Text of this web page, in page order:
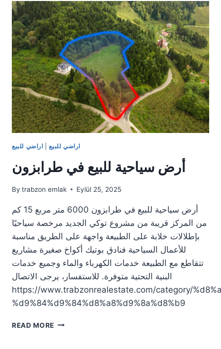
فلل
في
وسط
طرابزون
اراضي للبيع| اراضي للبيع
أرض سياحية للبيع في طرابزون
By trabzon emlak Eylül 25, 2025
أرض سياحية للبيع في طرابزون 6000 متر مربع 15 كم
من المركز قريبة من مشروع توكي الجديد مرخصة سياحيًا
بإطلالات خلابة على الطبيعة واجهة على الطريق مناسبة
للأعمال السياحية فنادق بوتيك أكواخ صغيرة مشاريع
تتقاطع مع الطبيعة خدمات الكهرباء والماء وجميع خدمات
البنية التحتية متوفرة. للاستفسار، يرجى الاتصال
https://www.trabzonrealestate.com/category/
%d9%84%d9%84%d8%a8%d9%8a%d8%b9
READ MORE أرض